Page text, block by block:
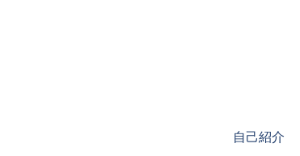
自己紹介